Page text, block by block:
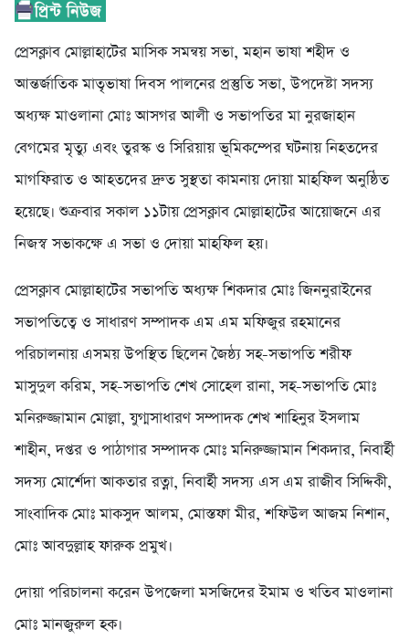
প্রেসক্লাব মোল্লাহাটের মাসিক সমন্বয় সভা, মহান ভাষা শহীদ ও
আন্তর্জাতিক মাতৃভাষা দিবস পালনের প্রস্তুতি সভা, উপদেষ্টা সদস্য
অধ্যক্ষ মাওলানা মোঃ আসগর আলী ও সভাপতির মা নুরজাহান
বেগমের মৃত্যু এবং তুরস্ক ও সিরিয়ায় ভূমিকম্পের ঘটনায় নিহতদের
মাগফিরাত ও আহতদের দ্রুত সুস্থতা কামনায় দোয়া মাহফিল অনুষ্ঠিত
হয়েছে। শুক্রবার সকাল ১১টায় প্রেসক্লাব মোল্লাহাটের আয়োজনে এর
নিজস্ব সভাকক্ষে এ সভা ও দোয়া মাহফিল হয়।
প্রেসক্লাব মোল্লাহাটের সভাপতি অধ্যক্ষ শিকদার মোঃ জিননুরাইনের
সভাপতিত্বে ও সাধারণ সম্পাদক এম এম মফিজুর রহমানের
পরিচালনায় এসময় উপস্থিত ছিলেন জৈষ্ঠ্য সহ-সভাপতি শরীফ
মাসুদুল করিম, সহ-সভাপতি শেখ সোহেল রানা, সহ-সভাপতি মোঃ
মনিরুজ্জামান মোল্লা, যুগ্মসাধারণ সম্পাদক শেখ শাহিনুর ইসলাম
শাহীন, দপ্তর ও পাঠাগার সম্পাদক মোঃ মনিরুজ্জামান শিকদার, নিবার্হী
সদস্য মোর্শেদা আকতার রত্না, নিবার্হী সদস্য এস এম রাজীব সিদ্দিকী,
সাংবাদিক মোঃ মাকসুদ আলম, মোস্তফা মীর, শফিউল আজম নিশান,
মোঃ আবদুল্লাহ ফারুক প্রমুখ।
দোয়া পরিচালনা করেন উপজেলা মসজিদের ইমাম ও খতিব মাওলানা
মোঃ মানজুরুল হক।